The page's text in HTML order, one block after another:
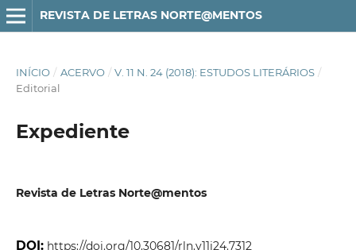
REVISTA DE LETRAS NORTE@MENTOS
INÍCIO / ACERVO / V. 11 N. 24 (2018): ESTUDOS LITERÁRIOS /
Editorial
Expediente
Revista de Letras Norte@mentos
DOI: https://doi.org/10.30681/rln.v11i24.7312